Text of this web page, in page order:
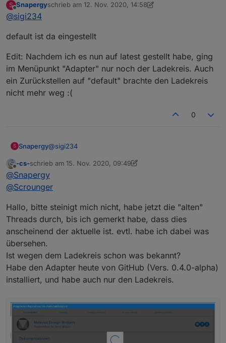
sorry, kann dir nicht ganz folgen. Bin über den
Schrauenschlüssel auf den Reiter
Verwahrungsort gegangen
In den Reiter Haupteinstellungen
S
Offline
Snapergyschrieb am 12. Nov. 2020, 14:58
zuletzt editiert von Snapergy11. Dez. 2020, 16:26
@sigi234
default ist da eingestellt
Edit: Nachdem ich es nun auf latest gestellt habe, ging
im Menüpunkt "Adapter" nur noch der Ladekreis. Auch
ein Zurückstellen auf "default" brachte den Ladekreis
nicht mehr weg :(
0
S Snapergy@sigi234
default ist da eingestellt
Edit: Nachdem ich es nun auf latest gestellt habe,
Ladekreis. Auch ein Zurückstellen auf "default"
brachte den Ladekreis nicht mehr weg :(
Offline
-cs-schrieb am 15. Nov. 2020, 09:49
zuletzt editiert von -cs-
@Snapergy
@Scrounger
Hallo, bitte steinigt mich nicht, habe jetzt die "alten"
Threads durch, bis ich gemerkt habe, dass dies
anscheinend der aktuelle ist. evtl. habe ich dabei was
übersehen.
Ist wegen dem Ladekreis schon was bekannt?
Habe den Adapter heute von GitHub (Vers. 0.4.0-alpha)
installiert, und habe auch nur den Ladekreis.